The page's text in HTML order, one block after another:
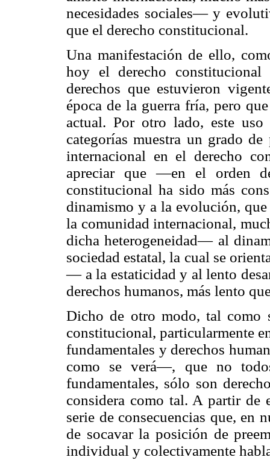
necesidades sociales— y
que el derecho constitucional.
Una manifestación de ello,
hoy el derecho constitucional
derechos que estuvieron
época de la guerra fría, pero
actual. Por otro lado, este
categorías muestra un grado
internacional en el derecho
apreciar que —en el orden
constitucional ha sido más
dinamismo y a la evolución,
la comunidad internacional,
dicha heterogeneidad— al
sociedad estatal, la cual se
— a la estaticidad y al lento
derechos humanos, más lento
Dicho de otro modo, tal como
constitucional, particularmente
fundamentales y derechos
como se verá—, que no
fundamentales, sólo son
considera como tal. A partir de
serie de consecuencias que, en
de socavar la posición de
individual y colectivamente